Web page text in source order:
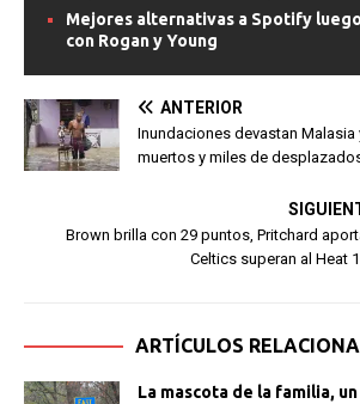
Mejores alternativas a Spotify
con Rogan y Young
ANTERIOR
Inundaciones devastan Malasia
muertos y miles de
Brown brilla con 29 puntos, Pritchard
Celtics superan al Heat
ARTÍCULOS
La mascota de la familia,